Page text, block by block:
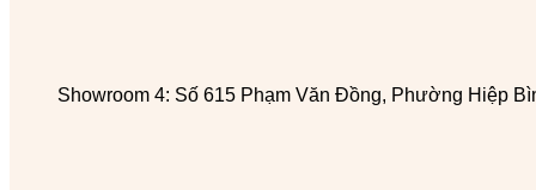
Showroom 4: Số 615 Phạm Văn Đồng, Phường Hiệp